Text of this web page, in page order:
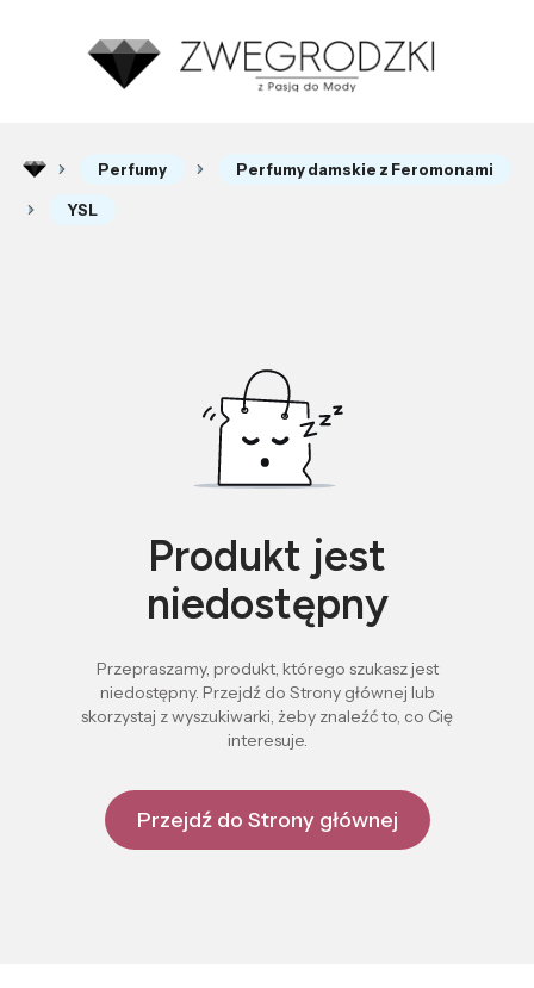
Perfumy Perfumy damskie z Feromonami
YSL
Produkt jest
niedostępny
Przepraszamy, produkt, którego szukasz jest
niedostępny. Przejdź do Strony głównej lub
skorzystaj z wyszukiwarki, żeby znaleźć to, co Cię
interesuje.
Przejdź do Strony głównej